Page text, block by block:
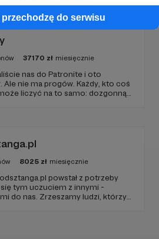
do serwisu
37170 zł miesięcznie
nas do Patronite i oto
Ale nie ma progów. Każdy, kto coś
liczyć na to samo: dozgonną
8025 zł miesięcznie
powstał z potrzeby
tym uczuciem z innymi -
do nas. Zrzeszamy ludzi, którzy